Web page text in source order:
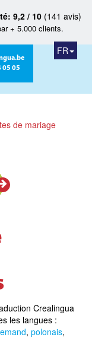
9,2 / 10(141 avis)
+ 5.000 clients.
05 05
FR
de mariage
Crealingua
les langues :
, polonais,